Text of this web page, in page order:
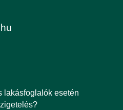
lakásfoglalók esetén